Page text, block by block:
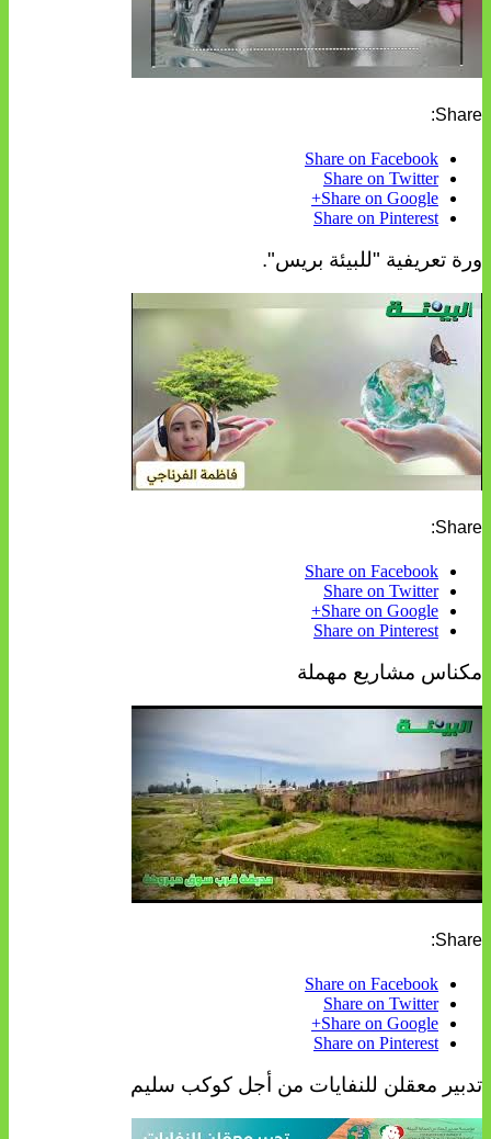
Share:
Share on Facebook
Share on Twitter
Share on Google+
Share on Pinterest
ورة تعريفية "للبيئة بريس".
Share:
Share on Facebook
Share on Twitter
Share on Google+
Share on Pinterest
مكناس مشاريع مهملة
Share:
Share on Facebook
Share on Twitter
Share on Google+
Share on Pinterest
تدبير معقلن للنفايات من أجل كوكب سليم